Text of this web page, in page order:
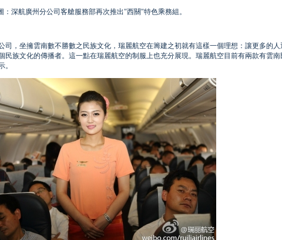
：深航廣州分公司客艙服務部再次推出"西關"特色乘務組。
司，坐擁雲南數不勝數之民族文化，瑞麗航空在籌建之初就有這樣一個理想：讓更多的人
民族文化的傳播者。這一點在瑞麗航空的制服上也充分展現。瑞麗航空目前有兩款有雲南
。